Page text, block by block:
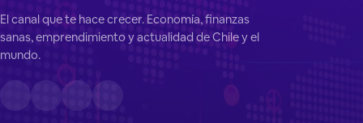
El canal que te hace crecer. Economía, finanzas
sanas, emprendimiento y actualidad de Chile y el
mundo.